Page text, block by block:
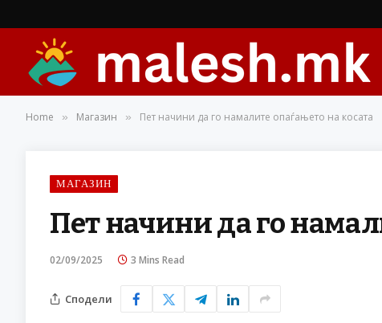
Home » Магазин » Пет начини да го намалите опаѓањето на косата
МАГАЗИН
Пет начини да го
02/09/2025 3 Mins Read
Сподели